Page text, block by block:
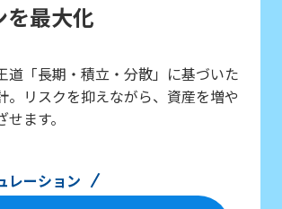
を最大化
道「長期・積立・分散」に基づいた
。リスクを抑えながら、資産を増や
ます。
レーション